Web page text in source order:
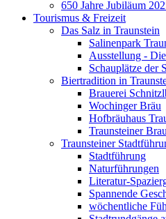
650 Jahre Jubiläum
Tourismus & Freizeit
Das Salz in Traunstein
Salinenpark
Ausstellung -
Schauplätze der
Biertradition in
Brauerei
Wochinger Bräu
Hofbräuhaus
Traunsteiner
Traunsteiner
Stadtführung
Naturführungen
Literatur-
Spannende
wöchentliche